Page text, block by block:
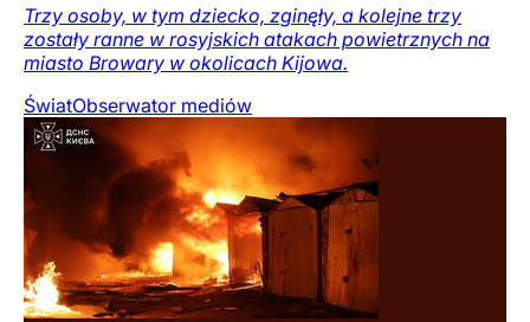
Trzy osoby, w tym dziecko, zginęły, a kolejne trzy
zostały ranne w rosyjskich atakach powietrznych na
miasto Browary w okolicach Kijowa.
ŚwiatObserwator mediów